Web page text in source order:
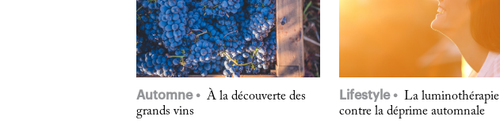
Automne
À la découverte des
grands vins
Lifestyle
La luminothérapie
contre la déprime automnale